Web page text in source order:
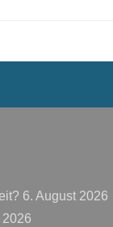
6. August 2026